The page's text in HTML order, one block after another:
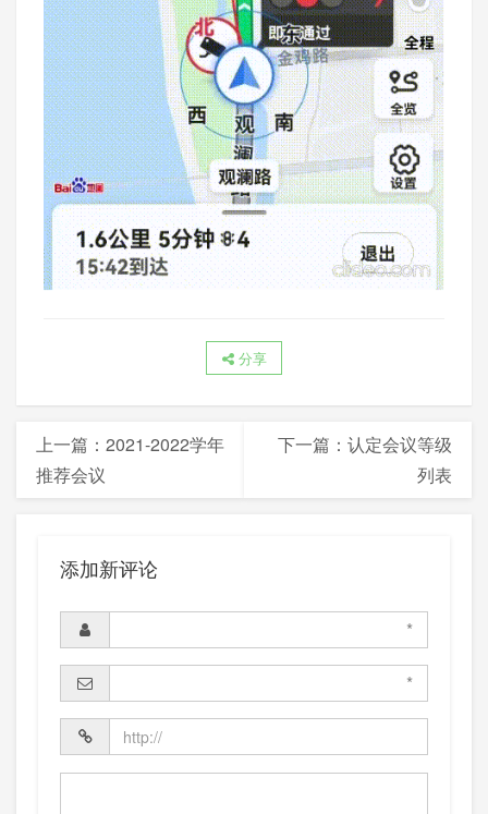
分享
上一篇： 2021-2022学年
推荐会议
下一篇： 认定会议等级
列表
添加新评论
*
*